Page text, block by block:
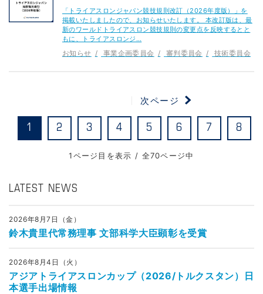
「トライアスロンジャパン競技規則改訂（2026年度版）」を
掲載いたしましたので、お知らせいたします。 本改訂版は、最
新のワールドトライアスロン競技規則の変更点を反映するとと
もに、トライアスロンジ…
お知らせ 事業企画委員会 審判委員会 技術委員会
1ページ目を表示 / 全70ページ中
1 2 3 4 5 6 7 8
次ページ
LATEST NEWS
2026年8月7日（金）
鈴木貴里代常務理事 文部科学大臣顕彰を受賞
2026年8月4日（火）
アジアトライアスロンカップ（2026/トルクスタン）日
本選手出場情報